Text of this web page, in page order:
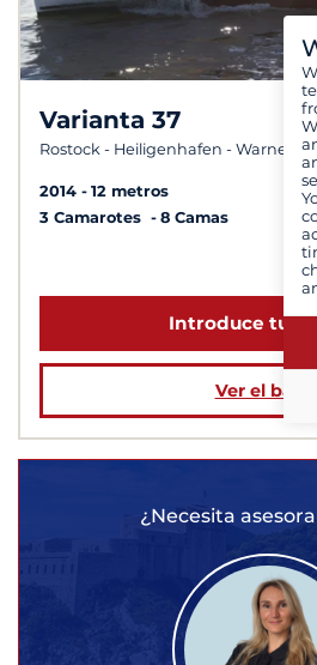
Varianta 37
Rostock - Heiligenhafen -
2014
12 metros
3 Camarotes
8 Camas
Introduce tus
Ver el barco
¿Necesita